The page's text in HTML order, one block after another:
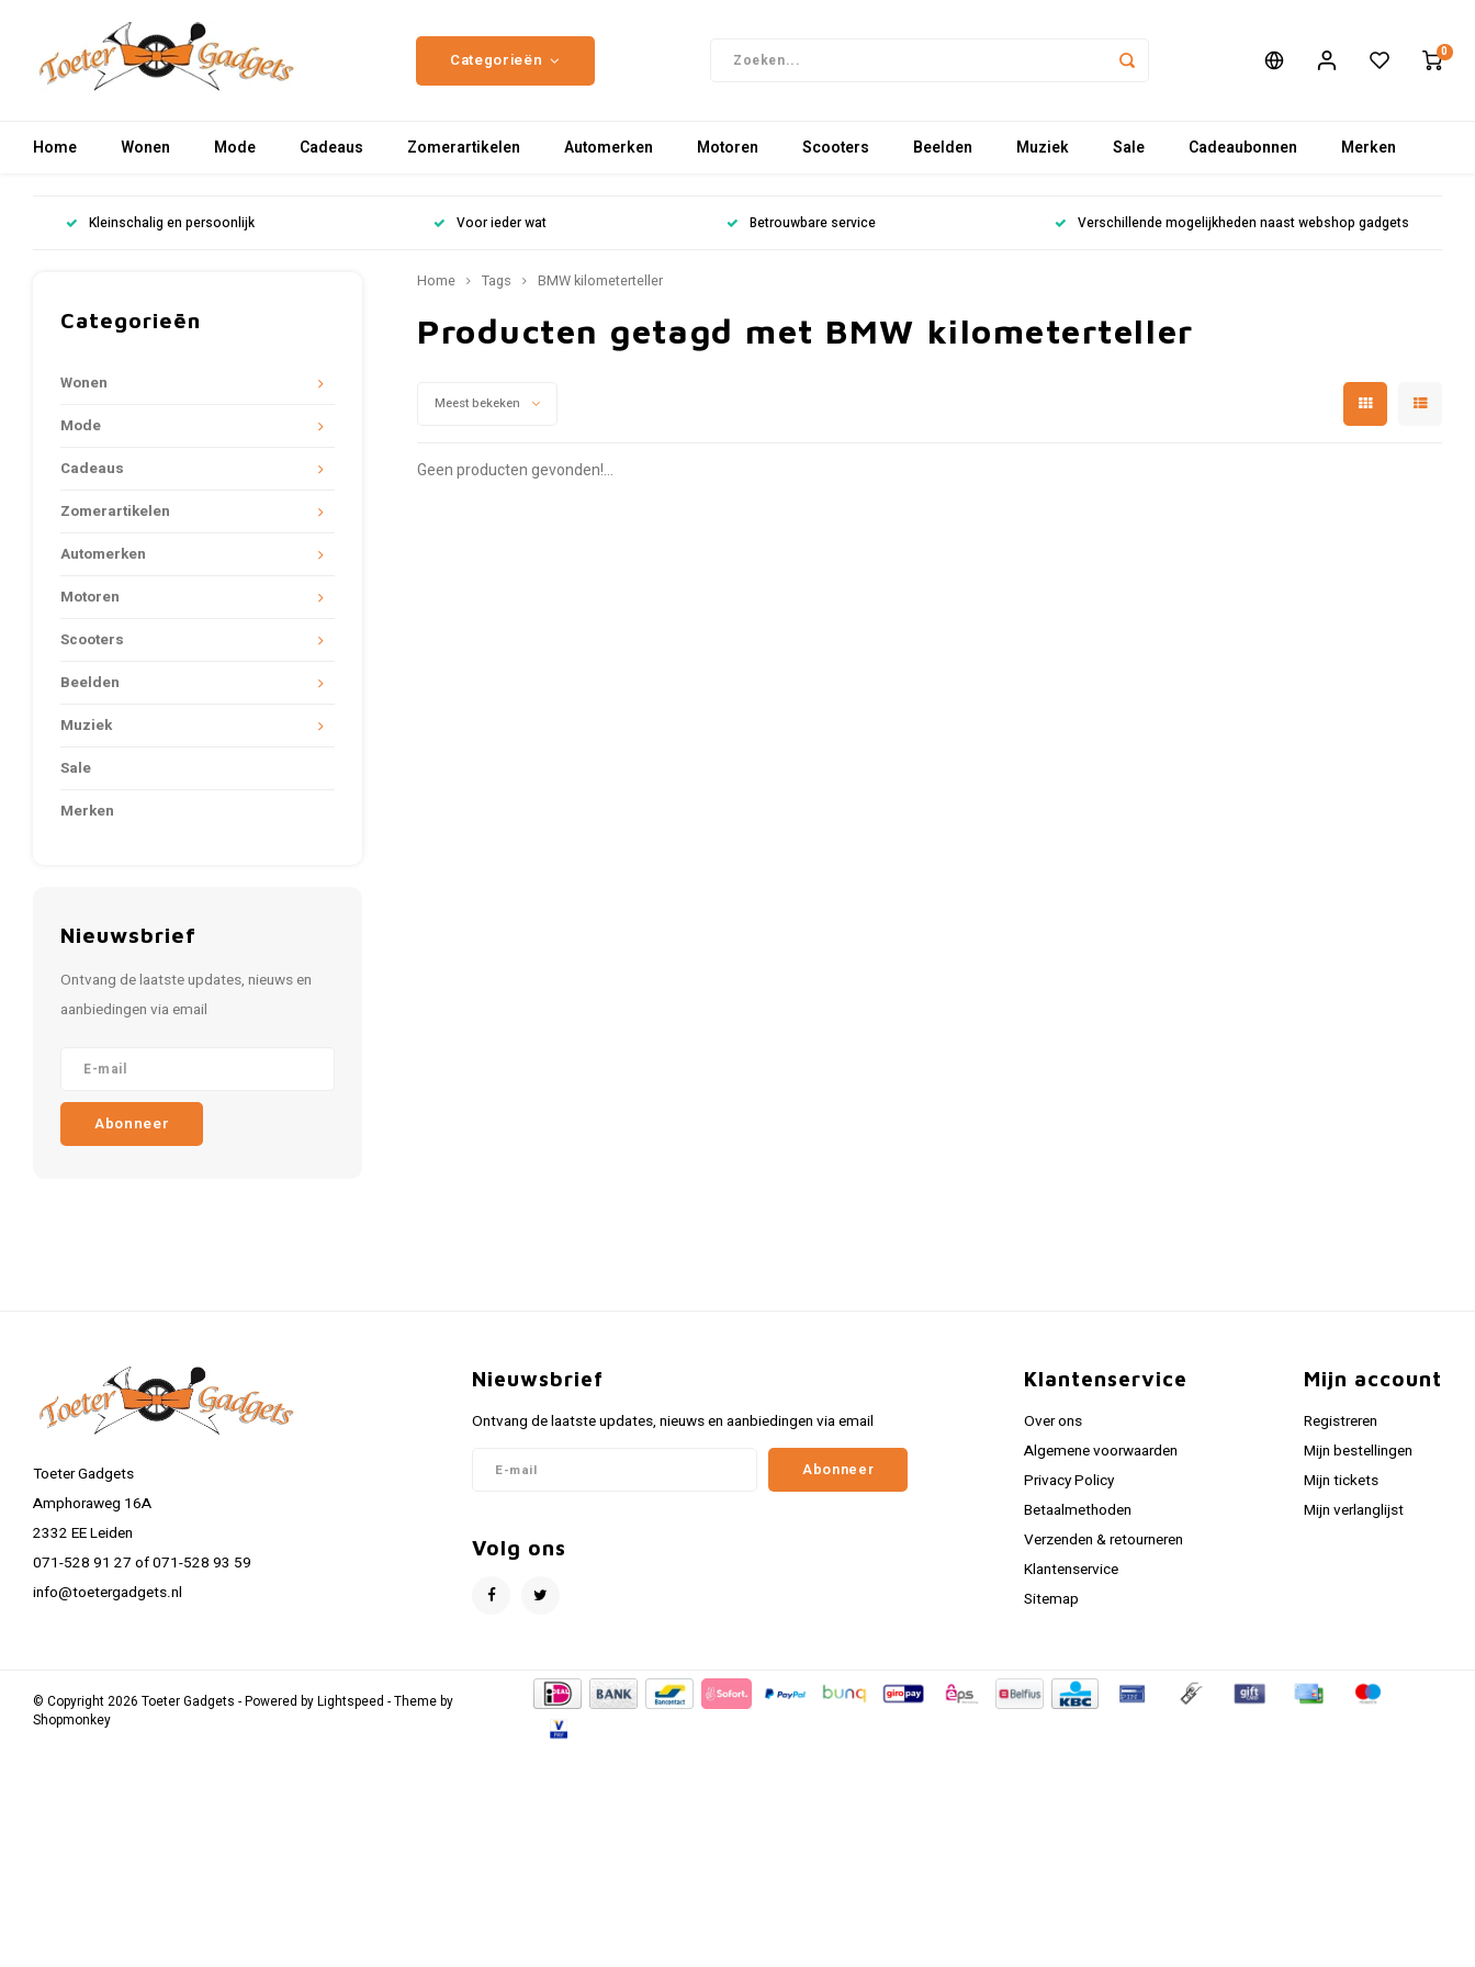
Categorieën 0
Home Wonen Mode Cadeaus Zomerartikelen Automerken Motoren Scooters Beelden Muziek Sale Cadeaubonnen Merken
Kleinschalig en persoonlijk Voor ieder wat Betrouwbare service Verschillende mogelijkheden naast webshop gadgets
Categorieën
Wonen
Mode
Cadeaus
Zomerartikelen
Automerken
Motoren
Scooters
Beelden
Muziek
Sale
Merken
Nieuwsbrief
Ontvang de laatste updates, nieuws en
aanbiedingen via email
Abonneer
Home Tags BMW kilometerteller
Producten getagd met BMW kilometerteller
Meest bekeken
Geen producten gevonden!...
Toeter Gadgets
Amphoraweg 16A
2332 EE Leiden
071-528 91 27 of 071-528 93 59
info@toetergadgets.nl
Nieuwsbrief
Ontvang de laatste updates, nieuws en aanbiedingen via email
Abonneer
Volg ons
Klantenservice
Over ons
Algemene voorwaarden
Privacy Policy
Betaalmethoden
Verzenden & retourneren
Klantenservice
Sitemap
Mijn account
Registreren
Mijn bestellingen
Mijn tickets
Mijn verlanglijst
© Copyright 2026 Toeter Gadgets - Powered byLightspeed - Theme by
Shopmonkey